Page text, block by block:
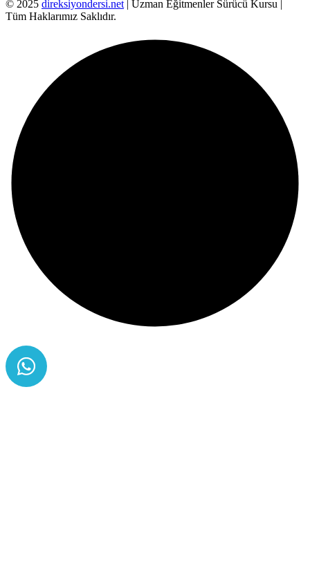
© 2025 direksiyondersi.net | Uzman Eğitmenler Sürücü Kursu |
Tüm Haklarımız Saklıdır.